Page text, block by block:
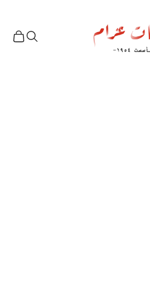
البحثالعربة